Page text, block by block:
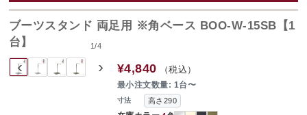
‹ ›
1/4
ブーツスタンド 両足用 ※角ベース BOO-W-15SB【1
台】
寸法 高さ290
¥4,840 （税込）
最小注文数量: 1台〜